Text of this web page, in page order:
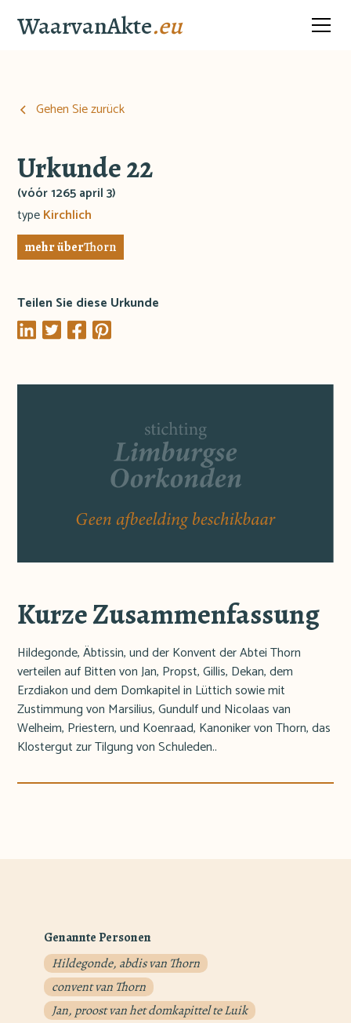
WaarvanAkte.eu
Gehen Sie zurück
Urkunde 22
(vóór 1265 april 3)
typeKirchlich
mehr überThorn
Teilen Sie diese Urkunde
Kurze Zusammenfassung
Hildegonde, Äbtissin, und der Konvent der Abtei Thorn
verteilen auf Bitten von Jan, Propst, Gillis, Dekan, dem
Erzdiakon und dem Domkapitel in Lüttich sowie mit
Zustimmung von Marsilius, Gundulf und Nicolaas van
Welheim, Priestern, und Koenraad, Kanoniker von Thorn, das
Klostergut zur Tilgung von Schuleden..
Genannte Personen
Hildegonde, abdis van Thorn
convent van Thorn
Jan, proost van het domkapittel te Luik